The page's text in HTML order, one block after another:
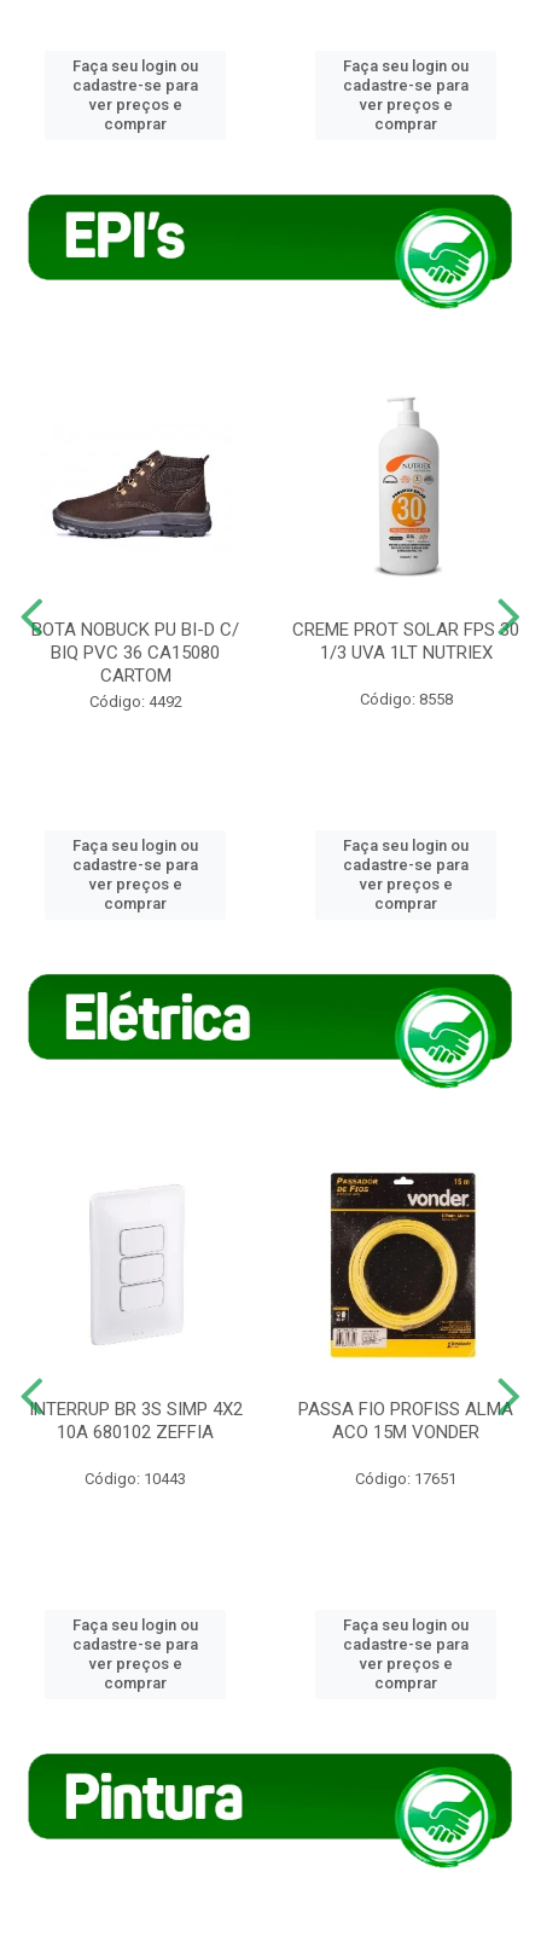
Faça seu login ou
cadastre-se para
ver preços e
comprar
Faça seu login ou
cadastre-se para
ver preços e
comprar
BOTA NOBUCK PU BI-D C/
BIQ PVC 36 CA15080
CARTOM
Código: 4492
Faça seu login ou
cadastre-se para
ver preços e
comprar
CREME PROT SOLAR FPS 30
1/3 UVA 1LT NUTRIEX
Código: 8558
Faça seu login ou
cadastre-se para
ver preços e
comprar
INTERRUP BR 3S SIMP 4X2
10A 680102 ZEFFIA
Código: 10443
Faça seu login ou
cadastre-se para
ver preços e
comprar
PASSA FIO PROFISS ALMA
ACO 15M VONDER
Código: 17651
Faça seu login ou
cadastre-se para
ver preços e
comprar